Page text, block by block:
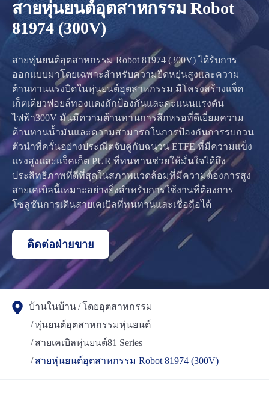
สายหุ่นยนต์อุตสาหกรรม Robot
81974 (300V)
สายหุ่นยนต์อุตสาหกรรม Robot 81974 (300V) ได้รับการ
ออกแบบมาโดยเฉพาะสำหรับความยืดหยุ่นสูงและความ
ต้านทานแรงบิดในหุ่นยนต์อุตสาหกรรม มีโครงสร้างแจ็ค
เก็ตเดียวฟอยล์ทองแดงถักป้องกันและคะแนนแรงดัน
ไฟฟ้า300V มันมีความต้านทานการสึกหรอที่ดีเยี่ยมความ
ต้านทานน้ำมันและความสามารถในการป้องกันการรบกวน
ตัวนำที่ควั่นอย่างประณีตจับคู่กับฉนวน ETFE ที่มีความแข็ง
แรงสูงและแจ็คเก็ต PUR ที่ทนทานช่วยให้มั่นใจได้ถึง
ประสิทธิภาพที่ดีที่สุดในสภาพแวดล้อมที่มีความต้องการสูง
สายเคเบิลนี้เหมาะอย่างยิ่งสำหรับการใช้งานที่ต้องการ
โซลูชันการเดินสายเคเบิลที่ทนทานและเชื่อถือได้
ติดต่อฝ่ายขาย
บ้านในบ้าน โดยอุตสาหกรรม
หุ่นยนต์อุตสาหกรรมหุ่นยนต์
สายเคเบิลหุ่นยนต์81 Series
สายหุ่นยนต์อุตสาหกรรม Robot 81974 (300V)